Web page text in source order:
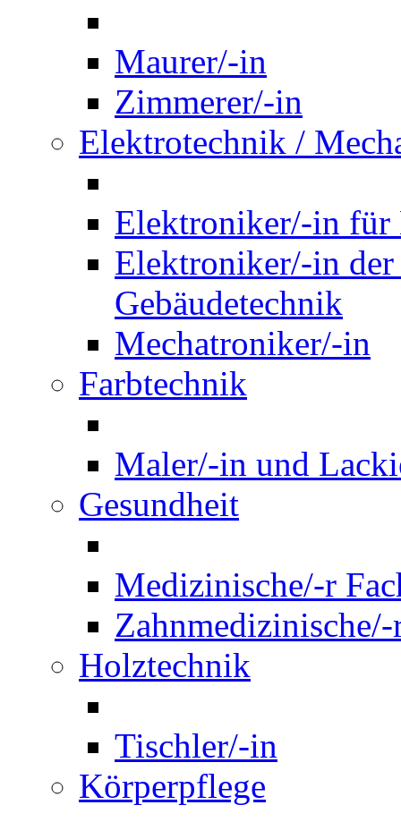
Maurer/-in
Zimmerer/-in
Elektrotechnik /
Elektroniker/-in für
Elektroniker/-in
Gebäudetechnik
Mechatroniker/-in
Farbtechnik
Maler/-in und
Gesundheit
Medizinische/-r
Holztechnik
Tischler/-in
Körperpflege